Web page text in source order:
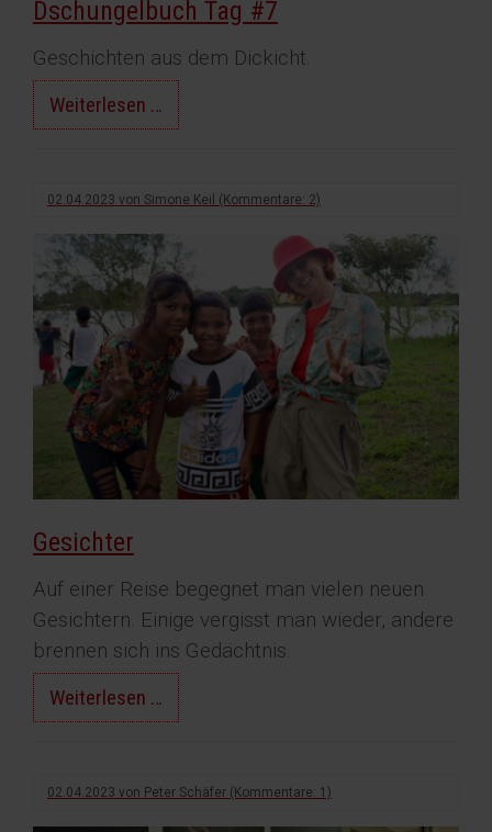
Dschungelbuch Tag #7
Geschichten aus dem Dickicht.
Weiterlesen … Dschungelbuch
Tag
02.04.2023 von Simone Keil (Kommentare: 2)
Gesichter
Auf einer Reise begegnet man vielen neuen
Gesichtern. Einige vergisst man wieder, andere
brennen sich ins Gedächtnis.
Weiterlesen … Gesichter
02.04.2023 von Peter Schäfer (Kommentare: 1)